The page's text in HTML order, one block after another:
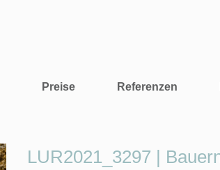
Preise Referenzen
LUR2021_3297 |